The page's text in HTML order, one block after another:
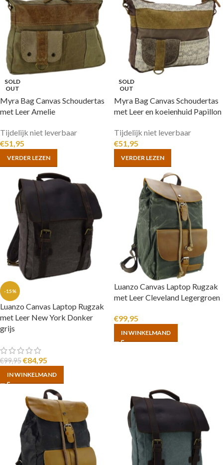
SOLD
OUT
Myra Bag Canvas Schoudertas
met Leer Amelie
Tijdelijk niet leverbaar
€51,95
VERDER LEZEN
SOLD
OUT
Myra Bag Canvas Schoudertas
met Leer en koeienhuid Papillon
Tijdelijk niet leverbaar
€51,95
VERDER LEZEN
-15%
Luanzo Canvas Laptop Rugzak
met Leer New York Donker
grijs
€99,95€84,95
IN WINKELMAND
Luanzo Canvas Laptop Rugzak
met Leer Cleveland Legergroen
€99,95
IN WINKELMAND